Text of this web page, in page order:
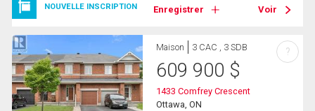
NOUVELLE INSCRIPTION Enregistrer Voir
Maison 3 CAC , 3 SDB
609 900 $
1433 Comfrey Crescent
Ottawa, ON
?